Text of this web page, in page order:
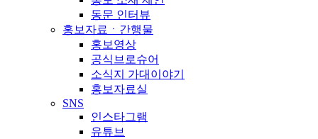
동문 인터뷰
홍보자료ㆍ간행물
홍보영상
공식브로슈어
소식지 가대이야기
홍보자료실
SNS
인스타그램
유튜브